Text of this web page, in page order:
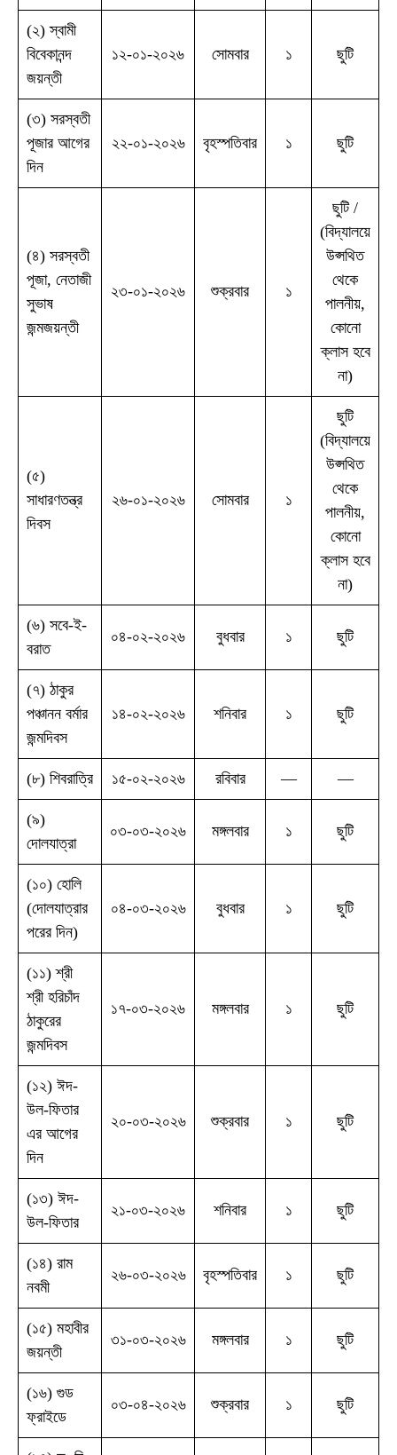
(২) স্বামী
বিবেকানন্দ
জয়ন্তী
১২-০১-২০২৬ সোমবার ১ ছুটি
(৩) সরস্বতী
পূজার আগের
দিন
২২-০১-২০২৬ বৃহস্পতিবার ১ ছুটি
(৪) সরস্বতী
পূজা, নেতাজী
সুভাষ
জন্মজয়ন্তী
২৩-০১-২০২৬ শুক্রবার ১
ছুটি /
(বিদ্যালয়ে
উপ্সথিত
থেকে
পালনীয়,
কোনো
ক্লাস হবে
না)
(৫)
সাধারণতন্ত্র
দিবস
২৬-০১-২০২৬ সোমবার ১
ছুটি
(বিদ্যালয়ে
উপ্সথিত
থেকে
পালনীয়,
কোনো
ক্লাস হবে
না)
(৬) সবে-ই-
বরাত
০৪-০২-২০২৬ বুধবার ১ ছুটি
(৭) ঠাকুর
পঞ্চানন বর্মার
জন্মদিবস
১৪-০২-২০২৬ শনিবার ১ ছুটি
(৮) শিবরাত্রি ১৫-০২-২০২৬ রবিবার — —
(৯)
দোলযাত্রা
০৩-০৩-২০২৬ মঙ্গলবার ১ ছুটি
(১০) হোলি
(দোলযাত্রার
পরের দিন)
০৪-০৩-২০২৬ বুধবার ১ ছুটি
(১১) শ্রী
শ্রী হরিচাঁদ
ঠাকুরের
জন্মদিবস
১৭-০৩-২০২৬ মঙ্গলবার ১ ছুটি
(১২) ঈদ-
উল-ফিতার
এর আগের
দিন
২০-০৩-২০২৬ শুক্রবার ১ ছুটি
(১৩) ঈদ-
উল-ফিতার
২১-০৩-২০২৬ শনিবার ১ ছুটি
(১৪) রাম
নবমী
২৬-০৩-২০২৬ বৃহস্পতিবার ১ ছুটি
(১৫) মহাবীর
জয়ন্তী
৩১-০৩-২০২৬ মঙ্গলবার ১ ছুটি
(১৬) গুড
ফ্রাইডে
০৩-০৪-২০২৬ শুক্রবার ১ ছুটি